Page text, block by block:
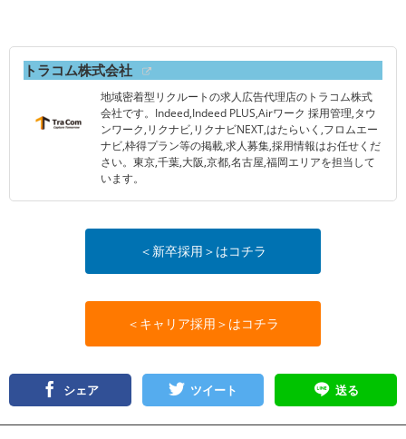
トラコム株式会社
地域密着型リクルートの求人広告代理店のトラコム株式
会社です。Indeed,Indeed PLUS,Airワーク 採用管理,タウ
ンワーク,リクナビ,リクナビNEXT,はたらいく,フロムエー
ナビ,枠得プラン等の掲載,求人募集,採用情報はお任せくだ
さい。東京,千葉,大阪,京都,名古屋,福岡エリアを担当して
います。
＜新卒採用＞はコチラ
＜キャリア採用＞はコチラ
シェア ツイート 送る